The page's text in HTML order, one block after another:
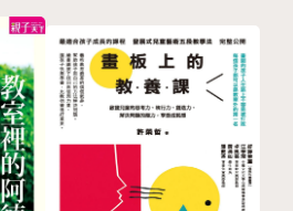
同學親了臉頰（或是去親同
怎麼應對？
位裝置，沒辦法逐一檢查所
麼讓孩子聰明而健康地觀看數位
書包給他……」
全狀態
？
」
養健康的性價值觀與自尊感